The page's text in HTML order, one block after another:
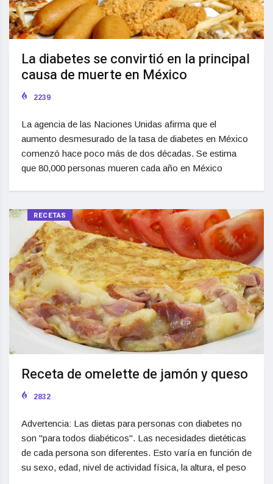
La diabetes se convirtió en la principal
causa de muerte en México
2239
La agencia de las Naciones Unidas afirma que el
aumento desmesurado de la tasa de diabetes en México
comenzó hace poco más de dos décadas. Se estima
que 80,000 personas mueren cada año en México
RECETAS
Receta de omelette de jamón y queso
2832
Advertencia: Las dietas para personas con diabetes no
son "para todos diabéticos". Las necesidades dietéticas
de cada persona son diferentes. Esto varía en función de
su sexo, edad, nivel de actividad física, la altura, el peso